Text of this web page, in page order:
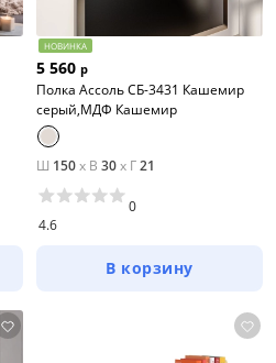
НОВИНКА
5 560 р
Полка Ассоль СБ-3431 Кашемир
серый,МДФ Кашемир
Ш 150x В 30x Г21
4.6
0
В корзину